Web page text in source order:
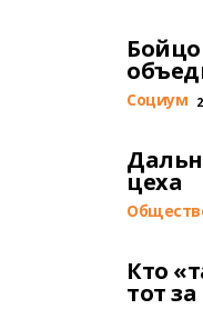
Cоциум
цеха
Кто
тот